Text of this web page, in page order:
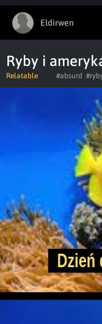
Eldirwen
Ryby i
Relatable #absurd